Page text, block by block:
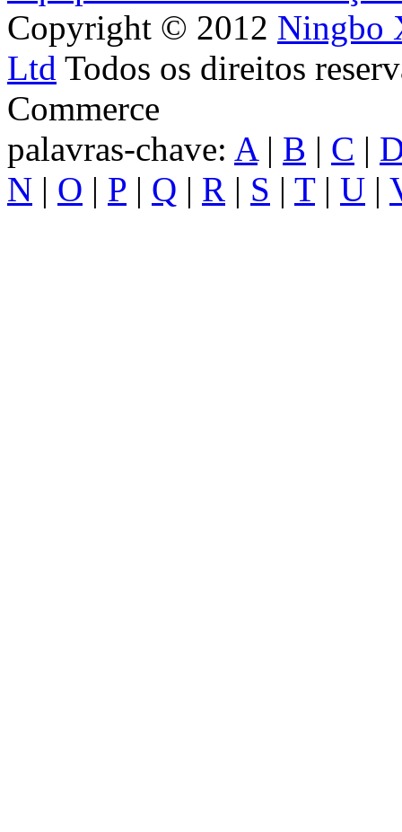
Copyright © 2012 Ningbo
Ltd Todos os direitos
Commerce
palavras-chave: A| B | C |
N | O | P | Q | R | S | T| U |